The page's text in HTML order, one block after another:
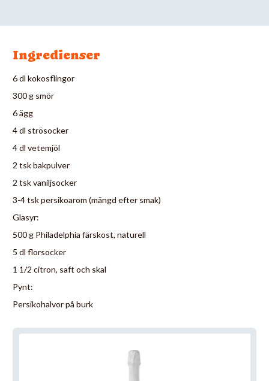
Ingredienser
6 dl kokosflingor
300 g smör
6 ägg
4 dl strösocker
4 dl vetemjöl
2 tsk bakpulver
2 tsk vaniljsocker
3-4 tsk persikoarom (mängd efter smak)
Glasyr:
500 g Philadelphia färskost, naturell
5 dl florsocker
1 1/2 citron, saft och skal
Pynt:
Persikohalvor på burk